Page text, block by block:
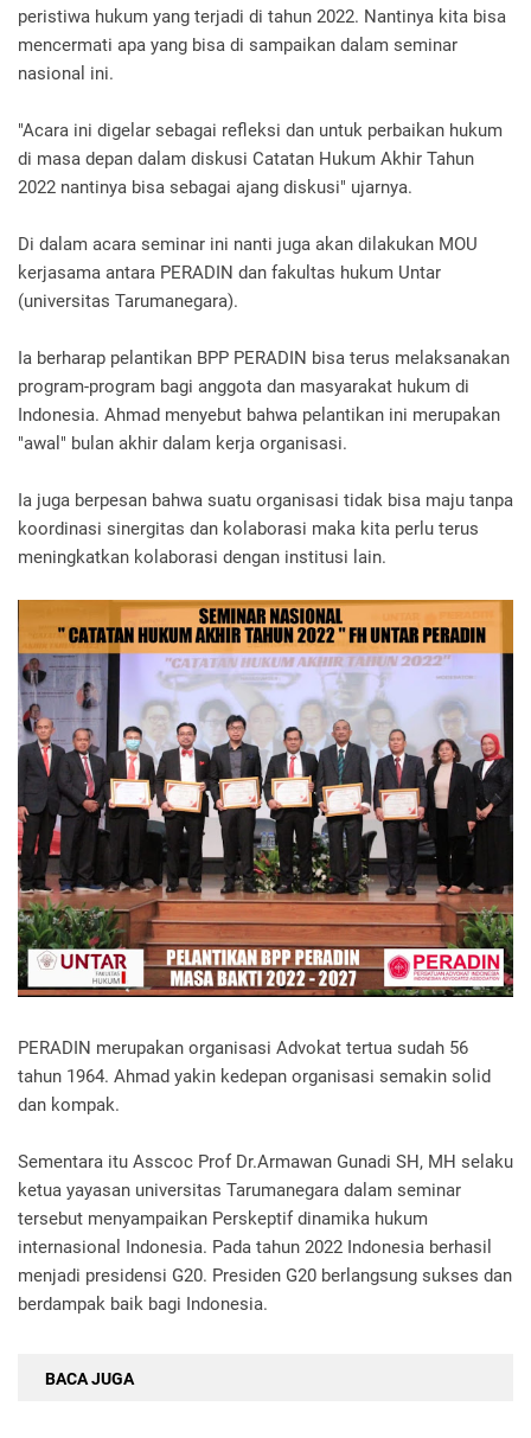
peristiwa hukum yang terjadi di tahun 2022. Nantinya kita bisa
mencermati apa yang bisa di sampaikan dalam seminar
nasional ini.
"Acara ini digelar sebagai refleksi dan untuk perbaikan hukum
di masa depan dalam diskusi Catatan Hukum Akhir Tahun
2022 nantinya bisa sebagai ajang diskusi" ujarnya.
Di dalam acara seminar ini nanti juga akan dilakukan MOU
kerjasama antara PERADIN dan fakultas hukum Untar
(universitas Tarumanegara).
Ia berharap pelantikan BPP PERADIN bisa terus melaksanakan
program-program bagi anggota dan masyarakat hukum di
Indonesia. Ahmad menyebut bahwa pelantikan ini merupakan
"awal" bulan akhir dalam kerja organisasi.
Ia juga berpesan bahwa suatu organisasi tidak bisa maju tanpa
koordinasi sinergitas dan kolaborasi maka kita perlu terus
meningkatkan kolaborasi dengan institusi lain.
PERADIN merupakan organisasi Advokat tertua sudah 56
tahun 1964. Ahmad yakin kedepan organisasi semakin solid
dan kompak.
Sementara itu Asscoc Prof Dr.Armawan Gunadi SH, MH selaku
ketua yayasan universitas Tarumanegara dalam seminar
tersebut menyampaikan Perskeptif dinamika hukum
internasional Indonesia. Pada tahun 2022 Indonesia berhasil
menjadi presidensi G20. Presiden G20 berlangsung sukses dan
berdampak baik bagi Indonesia.
BACA JUGA